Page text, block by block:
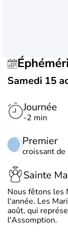
Samedi 15
Journée
-2 min
Premier
croissant de
Sainte
Nous fêtons les
l'année. Les
août, qui
l'Assomption.